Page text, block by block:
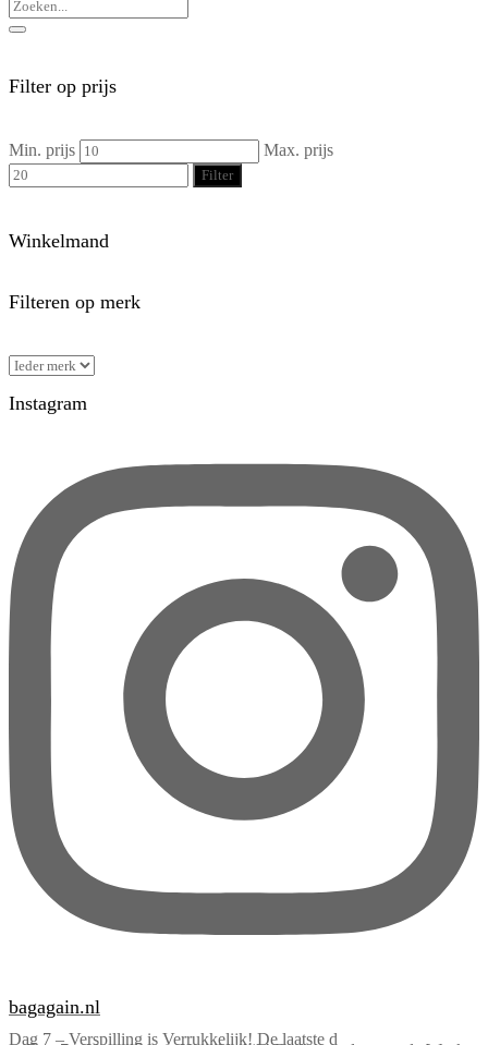
Filter op prijs
Min. prijs Max. prijs
Filter
Winkelmand
Filteren op merk
Instagram
bagagain.nl
Dag 7 – Verspilling is Verrukkelijk! De laatste d